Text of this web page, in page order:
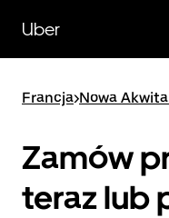
głównej
zawartości
Uber
Francja>Nowa
Zamów
teraz lub